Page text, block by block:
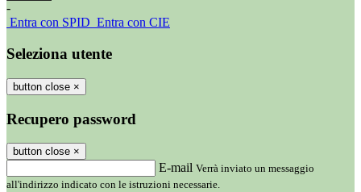
-
Entra con SPID Entra con CIE
Seleziona utente
button close ×
Recupero password
button close ×
E-mail Verrà inviato un messaggio
all'indirizzo indicato con le istruzioni necessarie.